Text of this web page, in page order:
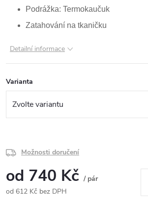
Podrážka: Termokaučuk
Zatahování na tkaničku
Detailní informace
Varianta
Možnosti doručení
od 740 Kč / pár
od 612 Kč bez DPH